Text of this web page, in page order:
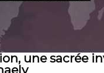
une sacrée